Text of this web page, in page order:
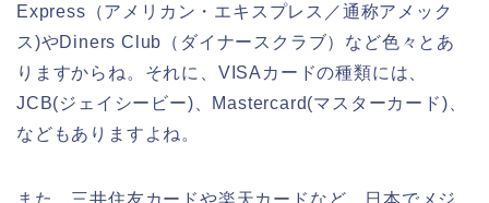
Express（アメリカン・エキスプレス／通称アメック
ス)やDiners Club（ダイナースクラブ）など色々とあ
りますからね。それに、VISAカードの種類には、
JCB(ジェイシービー)、Mastercard(マスターカード)、
などもありますよね。
また、三井住友カードや楽天カードなど、日本でメジ